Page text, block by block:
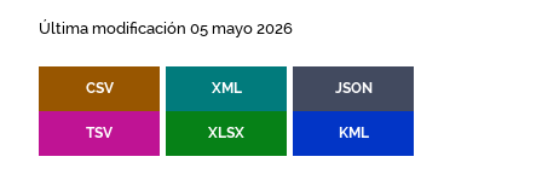
Última modificación 05 mayo 2026
CSV XML JSON
TSV XLSX KML